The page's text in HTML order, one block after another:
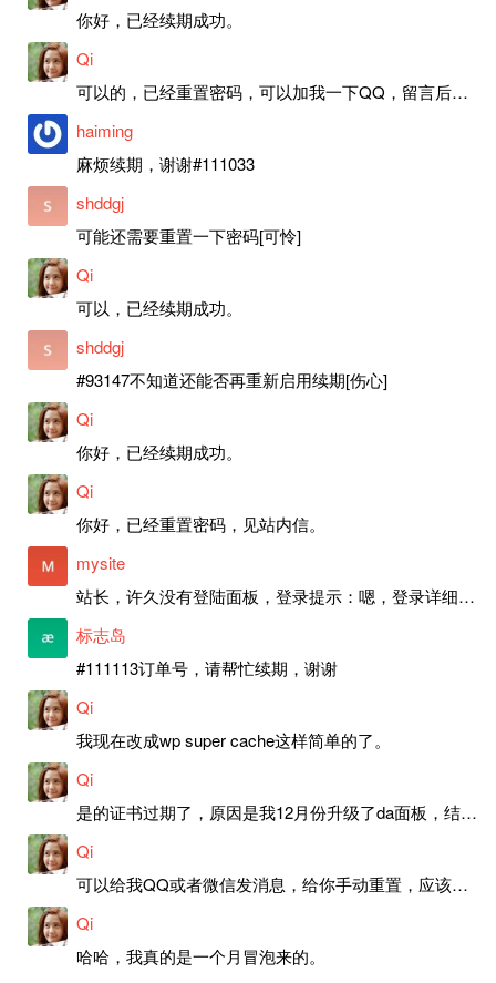
你好，已经续期成功。
Qi
可以的，已经重置密码，可以加我一下QQ，留言后我就发密码给你。
haiming
麻烦续期，谢谢#111033
shddgj
可能还需要重置一下密码[可怜]
Qi
可以，已经续期成功。
shddgj
#93147不知道还能否再重新启用续期[伤心]
Qi
你好，已经续期成功。
Qi
你好，已经重置密码，见站内信。
mysite
站长，许久没有登陆面板，登录提示：嗯，登录详细信息似乎不正确。请重试。 网站还可以正常使用。如果是密码问题请帮忙重置一下密码。谢谢。订单号：97790，账号：aa20210950。 站长，提交了工单，你回复续期成功，不过我的问题是面部登陆信息有问题，一直是初始密码，现在无法登陆，有时间麻烦排查一下。
标志岛
#111113订单号，请帮忙续期，谢谢
Qi
我现在改成wp super cache这样简单的了。
Qi
是的证书过期了，原因是我12月份升级了da面板，结果后台证书就不更新了，目前还在排查问题。切换PHP版本现在没有了，因为DA新版不支持。
Qi
可以给我QQ或者微信发消息，给你手动重置，应该是服务器插件有问题了，这个wp的主题太老了，导致现在好多的问题，网站的签到功能也是因为这个原因导致的。
Qi
哈哈，我真的是一个月冒泡来的。